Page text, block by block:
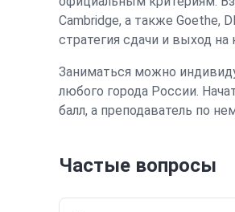
Cambridge, а также Goethe,
стратегия сдачи и выход
Заниматься можно
любого города России.
балл, а преподаватель по
Частые вопросы